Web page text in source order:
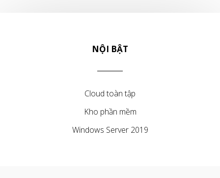
NỘI BẬT
Cloud toàn tập
Kho phần mềm
Windows Server 2019